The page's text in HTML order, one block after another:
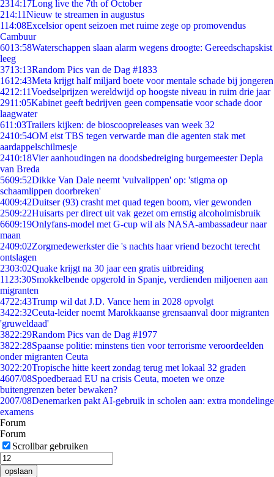
2314:17Long live the 7th of October
214:11Nieuw te streamen in augustus
114:08Excelsior opent seizoen met ruime zege op promovendus
Cambuur
6013:58Waterschappen slaan alarm wegens droogte: Gereedschapskist
leeg
3713:13Random Pics van de Dag #1833
1612:43Meta krijgt half miljard boete voor mentale schade bij jongeren
4212:11Voedselprijzen wereldwijd op hoogste niveau in ruim drie jaar
2911:05Kabinet geeft bedrijven geen compensatie voor schade door
laagwater
611:03Trailers kijken: de bioscoopreleases van week 32
2410:54OM eist TBS tegen verwarde man die agenten stak met
aardappelschilmesje
2410:18Vier aanhoudingen na doodsbedreiging burgemeester Depla
van Breda
5609:52Dikke Van Dale neemt 'vulvalippen' op: 'stigma op
schaamlippen doorbreken'
4009:42Duitser (93) crasht met quad tegen boom, vier gewonden
2509:22Huisarts per direct uit vak gezet om ernstig alcoholmisbruik
6609:19Onlyfans-model met G-cup wil als NASA-ambassadeur naar
maan
2409:02Zorgmedewerkster die 's nachts haar vriend bezocht terecht
ontslagen
2303:02Quake krijgt na 30 jaar een gratis uitbreiding
11 23:30Smokkelbende opgerold in Spanje, verdienden miljoenen aan
migranten
4722:43Trump wil dat J.D. Vance hem in 2028 opvolgt
3422:32Ceuta-leider noemt Marokkaanse grensaanval door migranten
'gruweldaad'
3822:29Random Pics van de Dag #1977
3822:28Spaanse politie: minstens tien voor terrorisme veroordeelden
onder migranten Ceuta
3022:20Tropische hitte keert zondag terug met lokaal 32 graden
4607/08Spoedberaad EU na crisis Ceuta, moeten we onze
buitengrenzen beter bewaken?
2007/08Denemarken pakt AI-gebruik in scholen aan: extra mondelinge
examens
Forum
Forum
Scrollbar gebruiken
opslaan